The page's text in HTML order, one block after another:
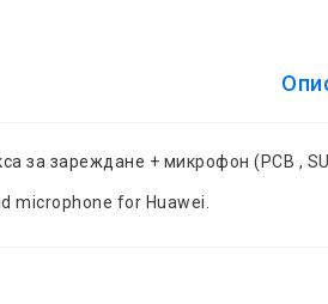
за зареждане + микрофон (PCB ,
microphone for Huawei.